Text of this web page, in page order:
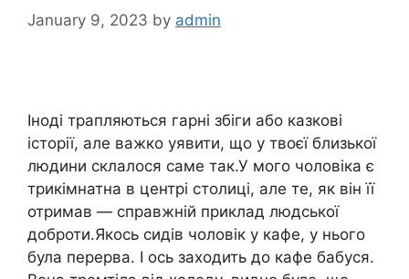
January 9, 2023 by admin
Іноді трапляються гарні збіги або казкові
історії, але важко уявити, що у твоєї близької
людини склалося саме так.У мого чоловіка є
трикімнатна в центрі столиці, але те, як він її
отримав — справжній приклад людської
доброти.Якось сидів чоловік у кафе, у нього
була перерва. І ось заходить до кафе бабуся.